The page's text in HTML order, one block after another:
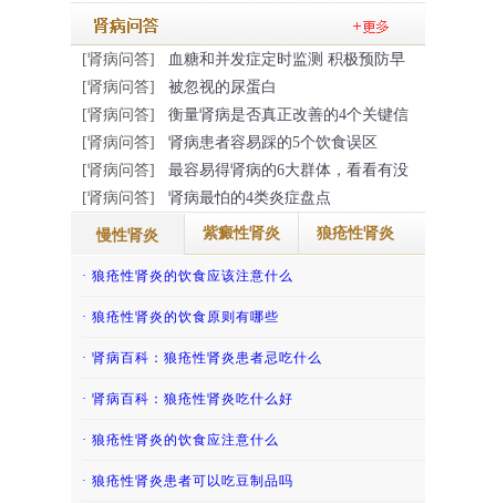
[肾病问答]
血糖和并发症定时监测 积极预防早
[肾病问答]
被忽视的尿蛋白
[肾病问答]
衡量肾病是否真正改善的4个关键信
[肾病问答]
肾病患者容易踩的5个饮食误区
[肾病问答]
最容易得肾病的6大群体，看看有没
[肾病问答]
肾病最怕的4类炎症盘点
慢性肾炎 紫癜性肾炎 狼疮性肾炎
· 慢性肾脏病患者通常需要警惕高钾血症
· 肾炎患者如何避免患上尿毒症呢？
· 慢性肾小球肾炎能根治吗？
· 哪些慢性肾炎患者不宜怀孕？
· 慢性肾炎患者能吃豆类食品吗？
· 慢性肾炎患者能吃牛肉吗
· 得了过敏性紫癜肾炎的话那怎么治疗
· 吃香椿致老人紫癜肾炎复发，还有哪些“发...
· 吃冬瓜缓解儿童紫癜性肾炎
· 紫癜性肾炎患者怀孕后会影响病情吗？
· 肾病百科：紫癜肾炎患者哪些不能吃
· 儿童过敏性紫癜肾炎的调养护理
· 狼疮性肾炎的饮食应该注意什么
· 狼疮性肾炎的饮食原则有哪些
· 肾病百科：狼疮性肾炎患者忌吃什么
· 肾病百科：狼疮性肾炎吃什么好
· 狼疮性肾炎的饮食应注意什么
· 狼疮性肾炎患者可以吃豆制品吗